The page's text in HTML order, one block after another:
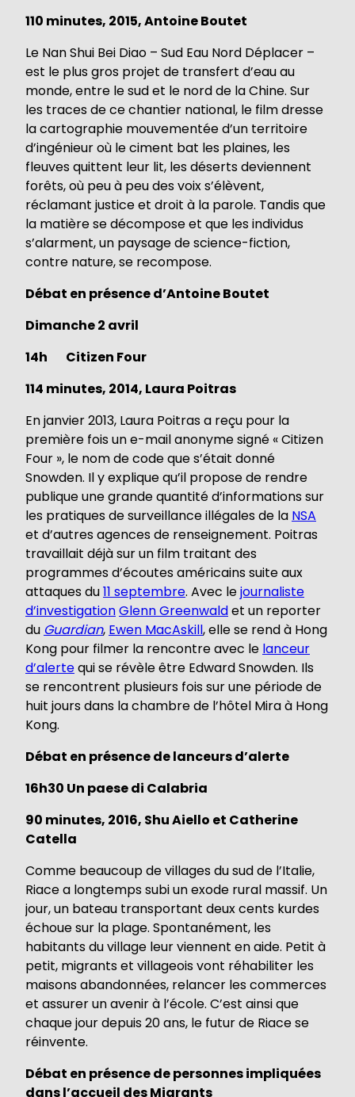
110 minutes, 2015, Antoine Boutet
Le Nan Shui Bei Diao – Sud Eau Nord Déplacer –
est le plus gros projet de transfert d’eau au
monde, entre le sud et le nord de la Chine. Sur
les traces de ce chantier national, le film dresse
la cartographie mouvementée d’un territoire
d’ingénieur où le ciment bat les plaines, les
fleuves quittent leur lit, les déserts deviennent
forêts, où peu à peu des voix s’élèvent,
réclamant justice et droit à la parole. Tandis que
la matière se décompose et que les individus
s’alarment, un paysage de science-fiction,
contre nature, se recompose.
Débat en présence d’Antoine Boutet
Dimanche 2 avril
14h
Citizen Four
114 minutes, 2014, Laura Poitras
En janvier 2013, Laura Poitras a reçu pour la
première fois un e-mail anonyme signé « Citizen
Four », le nom de code que s’était donné
Snowden. Il y explique qu’il propose de rendre
publique une grande quantité d’informations sur
les pratiques de surveillance illégales de la NSA
et d’autres agences de renseignement. Poitras
travaillait déjà sur un film traitant des
programmes d’écoutes américains suite aux
attaques du11 septembre. Avec lejournaliste
d’investigationGlenn Greenwaldet un reporter
du Guardian, Ewen MacAskill, elle se rend à Hong
Kong pour filmer la rencontre avec le lanceur
d’alertequi se révèle être Edward Snowden. Ils
se rencontrent plusieurs fois sur une période de
huit jours dans la chambre de l’hôtel Mira à Hong
Kong.
Débat en présence de lanceurs d’alerte
16h30 Un paese di Calabria
90 minutes, 2016, Shu Aiello et Catherine
Catella
Comme beaucoup de villages du sud de l’Italie,
Riace a longtemps subi un exode rural massif. Un
jour, un bateau transportant deux cents kurdes
échoue sur la plage. Spontanément, les
habitants du village leur viennent en aide. Petit à
petit, migrants et villageois vont réhabiliter les
maisons abandonnées, relancer les commerces
et assurer un avenir à l’école. C’est ainsi que
chaque jour depuis 20 ans, le futur de Riace se
réinvente.
Débat en présence de personnes impliquées
dans l’accueil des Migrants